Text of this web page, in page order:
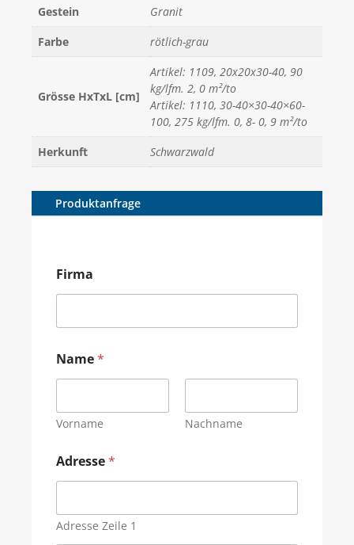
Gestein
Granit
Farbe
rötlich-grau
Grösse HxTxL [cm]
Artikel: 1109, 20x20x30-40, 90
kg/lfm. 2, 0 m²/to
Artikel: 1110, 30-40×30-40×60-
100, 275 kg/lfm. 0, 8- 0, 9 m²/to
Herkunft
Schwarzwald
Produktanfrage
Firma
Name*
Vorname Nachname
Adresse*
Adresse Zeile 1